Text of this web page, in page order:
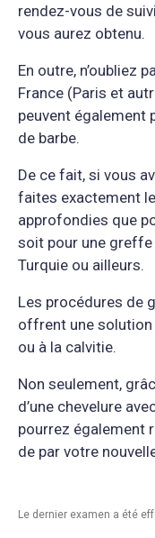
rendez-vous de
vous aurez obtenu.
En outre, n’oubliez
France (Paris et
peuvent également
de barbe.
De ce fait, si vous
faites exactement
approfondies que
soit pour une greffe
Turquie ou ailleurs.
Les procédures de
offrent une solution
ou à la calvitie.
Non seulement,
d’une chevelure
pourrez également
de par votre
Le dernier examen a été